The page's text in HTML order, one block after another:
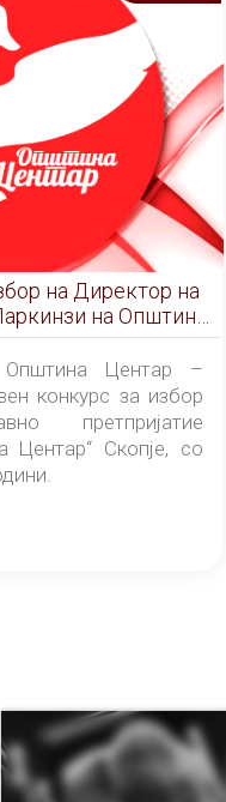
Општина Центар –
конкурс за избор
претпријатие
Центар“ Скопје, со